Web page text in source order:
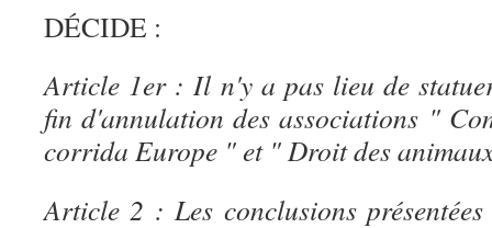
DÉCIDE :
Article 1er : Il n'y a pas lieu de
fin d'annulation des associations "
corrida Europe " et " Droit des
Article 2 : Les conclusions